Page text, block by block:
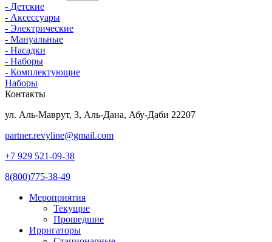
- Детские
- Аксессуары
- Электрические
- Мануальные
- Насадки
- Наборы
- Комплектующие
Наборы
Контакты
ул. Аль-Маврут, 3, Аль-Дана, Абу-Даби 22207
partner.revyline@gmail.com
+7 929 521-09-38
8(800)775-38-49
Мероприятия
Текущие
Прошедшие
Ирригаторы